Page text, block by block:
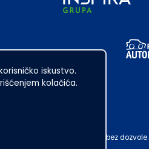
iskustvo.
kolačića.
je njegovo preuzimanje bez dozvole.